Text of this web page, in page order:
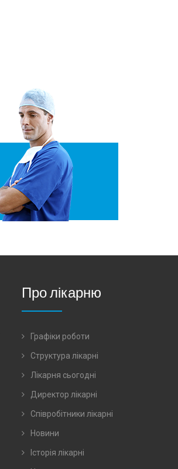
Про лікарню
Графіки роботи
Структура лікарні
Лікарня сьогодні
Директор лікарні
Співробітники лікарні
Новини
Історія лікарні